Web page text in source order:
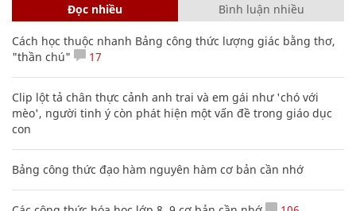
Đọc nhiều Bình luận nhiều
Cách học thuộc nhanh Bảng công thức lượng giác bằng thơ,
"thần chú"
17
Clip lột tả chân thực cảnh anh trai và em gái như 'chó với
mèo', người tinh ý còn phát hiện một vấn đề trong giáo dục
con
Bảng công thức đạo hàm nguyên hàm cơ bản cần nhớ